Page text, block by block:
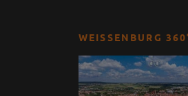
WEISSENBURG 360°